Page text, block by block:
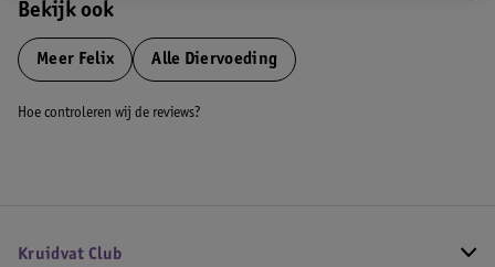
Bekijk ook
Meer Felix Alle Diervoeding
Hoe controleren wij de reviews?
Kruidvat Club